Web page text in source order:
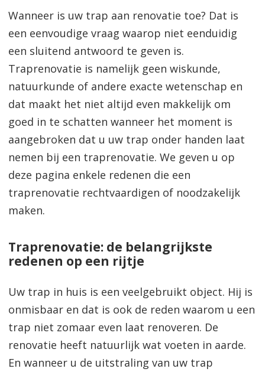
Wanneer is uw trap aan renovatie toe? Dat is
een eenvoudige vraag waarop niet eenduidig
een sluitend antwoord te geven is.
Traprenovatie is namelijk geen wiskunde,
natuurkunde of andere exacte wetenschap en
dat maakt het niet altijd even makkelijk om
goed in te schatten wanneer het moment is
aangebroken dat u uw trap onder handen laat
nemen bij een traprenovatie. We geven u op
deze pagina enkele redenen die een
traprenovatie rechtvaardigen of noodzakelijk
maken.
Traprenovatie: de belangrijkste
redenen op een rijtje
Uw trap in huis is een veelgebruikt object. Hij is
onmisbaar en dat is ook de reden waarom u een
trap niet zomaar even laat renoveren. De
renovatie heeft natuurlijk wat voeten in aarde.
En wanneer u de uitstraling van uw trap